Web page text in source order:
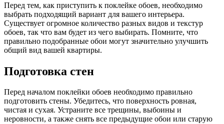
Перед тем, как приступить к поклейке обоев, необходимо
выбрать подходящий вариант для вашего интерьера.
Существует огромное количество разных видов и текстур
обоев, так что вам будет из чего выбирать. Помните, что
правильно подобранные обои могут значительно улучшить
общий вид вашей квартиры.
Подготовка стен
Перед началом поклейки обоев необходимо правильно
подготовить стены. Убедитесь, что поверхность ровная,
чистая и сухая. Устраните все трещины, выбоины и
неровности, а также снять все предыдущие обои или старую